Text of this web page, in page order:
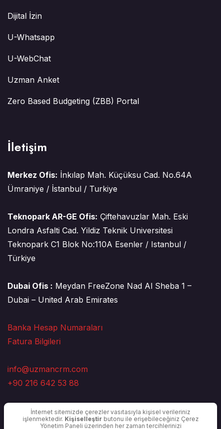
Dijital İzin
U-Whatsapp
U-WebChat
Uzman Anket
Zero Based Budgeting (ZBB) Portal
İletişim
Merkez Ofis: İnkılap Mah. Küçüksu Cad. No.64A
Ümraniye / İstanbul / Turkiye
Teknopark AR-GE Ofis: Çiftehavuzlar Mah. Eski
Londra Asfalti Cad. Yildiz Teknik Universitesi
Teknopark C1 Blok No:110A Esenler / Istanbul /
Türkiye
Dubai Ofis : Meydan FreeZone Nad Al Sheba 1 –
Dubai – United Arab Emirates
Banka Hesap Numaraları
Fatura Bilgileri
info@uzmancrm.com
+90 216 642 53 88
İnternet sitemizde çerezler vasıtasıyla kişisel verileriniz
işlenmektedir. Kişiselleştir butonu ile erişebileceğiniz Çerez
Yönetim Paneli üzerinden her zaman tercihlerinizi